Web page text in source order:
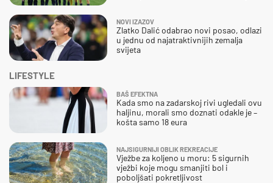
NOVI IZAZOV
Zlatko Dalić odabrao novi posao, odlazi
u jednu od najatraktivnijih zemalja
svijeta
LIFESTYLE
BAŠ EFEKTNA
Kada smo na zadarskoj rivi ugledali ovu
haljinu, morali smo doznati odakle je –
košta samo 18 eura
NAJSIGURNIJI OBLIK REKREACIJE
Vježbe za koljeno u moru: 5 sigurnih
vježbi koje mogu smanjiti bol i
poboljšati pokretljivost